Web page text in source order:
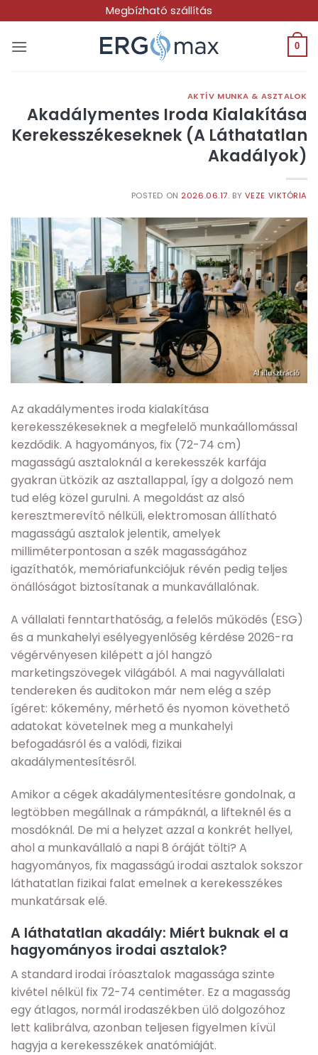
to
content
Megbízható szállítás
0
AKTÍV MUNKA & ASZTALOK
Akadálymentes Iroda Kialakítása
Kerekesszékeseknek (A Láthatatlan
Akadályok)
POSTED ON 2026.06.17. BY VEZE VIKTÓRIA
Az akadálymentes iroda kialakítása
kerekesszékeseknek a megfelelő munkaállomással
kezdődik. A hagyományos, fix (72-74 cm)
magasságú asztaloknál a kerekesszék karfája
gyakran ütközik az asztallappal, így a dolgozó nem
tud elég közel gurulni. A megoldást az alsó
keresztmerevítő nélküli, elektromosan állítható
magasságú asztalok jelentik, amelyek
milliméterpontosan a szék magasságához
igazíthatók, memóriafunkciójuk révén pedig teljes
önállóságot biztosítanak a munkavállalónak.
A vállalati fenntarthatóság, a felelős működés (ESG)
és a munkahelyi esélyegyenlőség kérdése 2026-ra
végérvényesen kilépett a jól hangzó
marketingszövegek világából. A mai nagyvállalati
tendereken és auditokon már nem elég a szép
ígéret: kőkemény, mérhető és nyomon követhető
adatokat követelnek meg a munkahelyi
befogadásról és a valódi, fizikai
akadálymentesítésről.
Amikor a cégek akadálymentesítésre gondolnak, a
legtöbben megállnak a rámpáknál, a lifteknél és a
mosdóknál. De mi a helyzet azzal a konkrét hellyel,
ahol a munkavállaló a napi 8 óráját tölti? A
hagyományos, fix magasságú irodai asztalok sokszor
láthatatlan fizikai falat emelnek a kerekesszékes
munkatársak elé.
A láthatatlan akadály: Miért buknak el a
hagyományos irodai asztalok?
A standard irodai íróasztalok magassága szinte
kivétel nélkül fix 72-74 centiméter. Ez a magasság
egy átlagos, normál irodaszékben ülő dolgozóhoz
lett kalibrálva, azonban teljesen figyelmen kívül
hagyja a kerekesszékek anatómiáját.